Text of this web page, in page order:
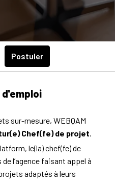
Postuler
sur-mesure, WEBQAM
Chef(fe) de projet.
le(la) chef(fe) de
l’agence faisant appel à
adaptés à leurs